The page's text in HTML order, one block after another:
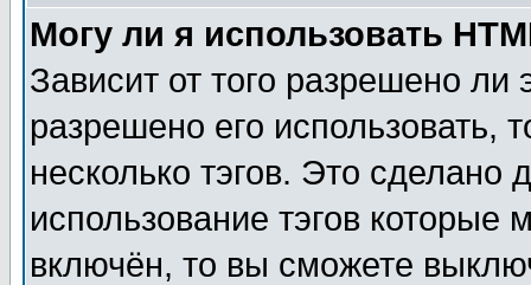
Могу ли я использовать
Зависит от того разрешено
разрешено его использовать,
несколько тэгов. Это сделано
использование тэгов
включён, то вы сможете